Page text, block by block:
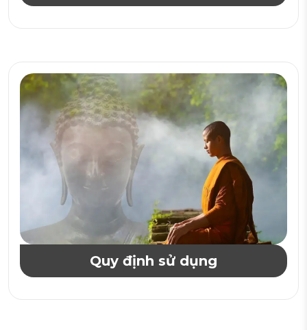
Quy định sử dụng